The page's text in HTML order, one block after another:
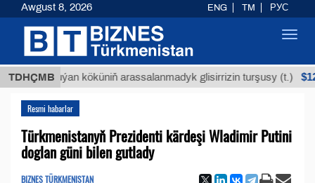
TDHÇMB
Buýan köküniň arassalanmadyk glisirrizin turşusy (t.)
Resmi habarlar
Türkmenistanyň Prezidenti kärdeşi Wladimir Putini
doglan güni bilen gutlady
BIZNES TÜRKMENISTAN
Awgust 8, 2026 ENG TM РУС